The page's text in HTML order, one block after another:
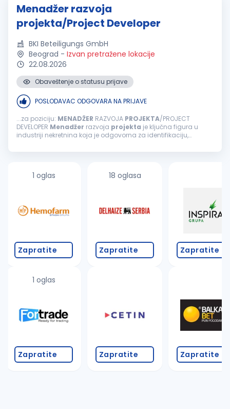
Menadžer razvoja
projekta/Project Developer
BKI Beteiligungs GmbH
Beograd - Izvan pretražene lokacije
22.08.2026
Obaveštenje o statusu prijave
POSLODAVAC ODGOVARA NA PRIJAVE
...za poziciju: MENADŽER RAZVOJA PROJEKTA/PROJECT
DEVELOPER Menadžer razvoja projekta je ključna figura u
industriji nekretnina koja je odgovorna za identifikaciju,
Odgovornosti mogu varirati...
1 oglas
Zapratite
1 oglas
Zapratite
18 oglasa
Zapratite
Zapratite
Zapratite
Zapratite